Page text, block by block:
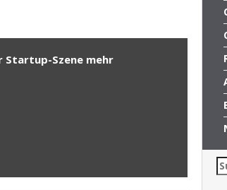
Startup-Szene mehr